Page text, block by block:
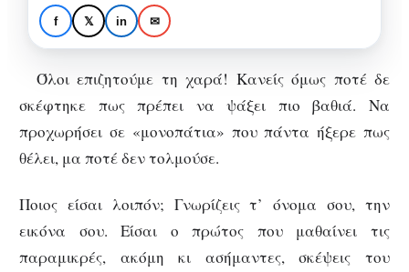
Βρες τον εαυτό σου για
να βρεις την χαρά
βρεις
την
f 𝕏 in ✉
Όλοι επιζητούμε τη χαρά! Κανείς όμως ποτέ δε
σκέφτηκε πως πρέπει να ψάξει πιο βαθιά. Να
προχωρήσει σε «μονοπάτια» που πάντα ήξερε πως
θέλει, μα ποτέ δεν τολμούσε.
Ποιος είσαι λοιπόν; Γνωρίζεις τ’ όνομα σου, την
εικόνα σου. Είσαι ο πρώτος που μαθαίνει τις
παραμικρές, ακόμη κι ασήμαντες, σκέψεις του